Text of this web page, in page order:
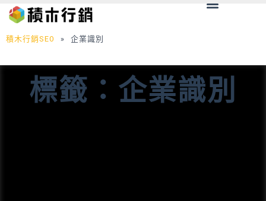
至
主
內
Menu
積木行銷SEO » 企業識別
標籤：企業識別